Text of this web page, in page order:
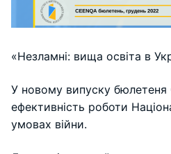
«Незламні: вища освіта в
У новому випуску бюлетеня
ефективність роботи
умовах війни.